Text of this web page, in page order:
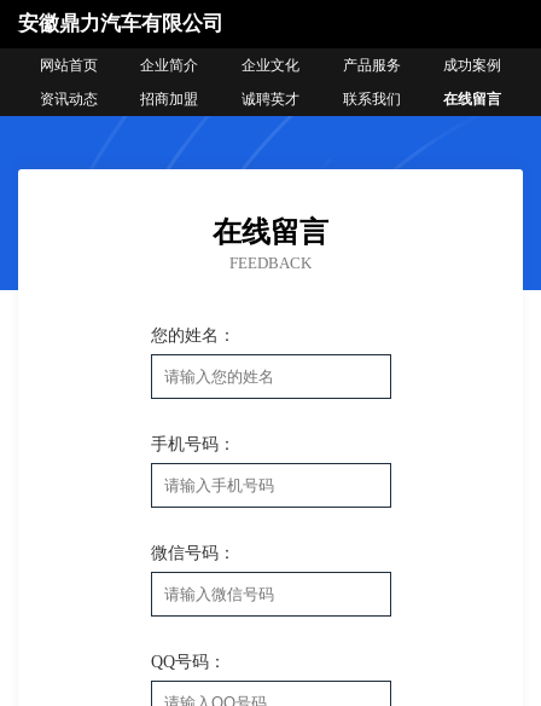
安徽鼎力汽车有限公司
网站首页 企业简介 企业文化 产品服务
成功案例
资讯动态
招商加盟 诚聘英才 联系我们 在线留言
在线留言
FEEDBACK
您的姓名：
手机号码：
微信号码：
QQ号码：